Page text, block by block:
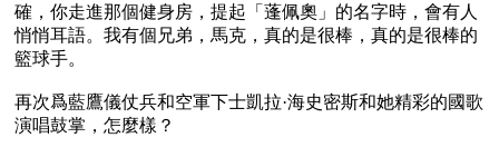
確，你走進那個健身房，提起「蓬佩奧」的名字時，會有人
悄悄耳語。我有個兄弟，馬克，真的是很棒，真的是很棒的
籃球手。
再次爲藍鷹儀仗兵和空軍下士凱拉·海史密斯和她精彩的國歌
演唱鼓掌，怎麼樣？